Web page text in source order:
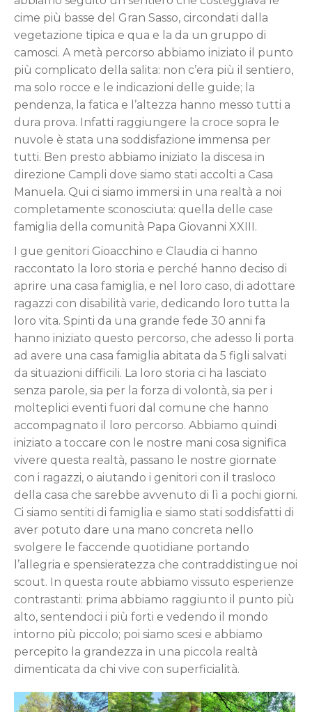
cime più basse del Gran Sasso, circondati dalla
vegetazione tipica e qua e la da un gruppo di
camosci. A metà percorso abbiamo iniziato il punto
più complicato della salita: non c’era più il sentiero,
ma solo rocce e le indicazioni delle guide; la
pendenza, la fatica e l’altezza hanno messo tutti a
dura prova. Infatti raggiungere la croce sopra le
nuvole è stata una soddisfazione immensa per
tutti. Ben presto abbiamo iniziato la discesa in
direzione Campli dove siamo stati accolti a Casa
Manuela. Qui ci siamo immersi in una realtà a noi
completamente sconosciuta: quella delle case
famiglia della comunità Papa Giovanni XXIII.
I gue genitori Gioacchino e Claudia ci hanno
raccontato la loro storia e perché hanno deciso di
aprire una casa famiglia, e nel loro caso, di adottare
ragazzi con disabilità varie, dedicando loro tutta la
loro vita. Spinti da una grande fede 30 anni fa
hanno iniziato questo percorso, che adesso li porta
ad avere una casa famiglia abitata da 5 figli salvati
da situazioni difficili. La loro storia ci ha lasciato
senza parole, sia per la forza di volontà, sia per i
molteplici eventi fuori dal comune che hanno
accompagnato il loro percorso. Abbiamo quindi
iniziato a toccare con le nostre mani cosa significa
vivere questa realtà, passano le nostre giornate
con i ragazzi, o aiutando i genitori con il trasloco
della casa che sarebbe avvenuto di lì a pochi giorni.
Ci siamo sentiti di famiglia e siamo stati soddisfatti di
aver potuto dare una mano concreta nello
svolgere le faccende quotidiane portando
l’allegria e spensieratezza che contraddistingue noi
scout. In questa route abbiamo vissuto esperienze
contrastanti: prima abbiamo raggiunto il punto più
alto, sentendoci i più forti e vedendo il mondo
intorno più piccolo; poi siamo scesi e abbiamo
percepito la grandezza in una piccola realtà
dimenticata da chi vive con superficialità.